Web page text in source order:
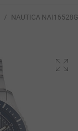
/ NAUTICA NAI16528G